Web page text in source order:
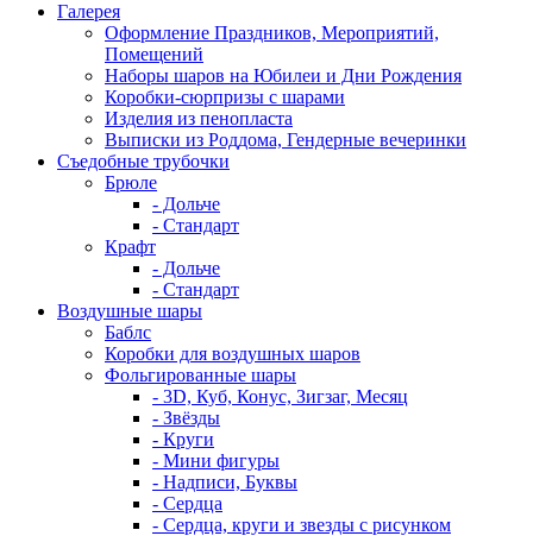
Галерея
Оформление Праздников, Мероприятий,
Помещений
Наборы шаров на Юбилеи и Дни Рождения
Коробки-сюрпризы с шарами
Изделия из пенопласта
Выписки из Роддома, Гендерные вечеринки
Съедобные трубочки
Брюле
- Дольче
- Стандарт
Крафт
- Дольче
- Стандарт
Воздушные шары
Баблс
Коробки для воздушных шаров
Фольгированные шары
- 3D, Куб, Конус, Зигзаг, Месяц
- Звёзды
- Круги
- Мини фигуры
- Надписи, Буквы
- Сердца
- Сердца, круги и звезды с рисунком